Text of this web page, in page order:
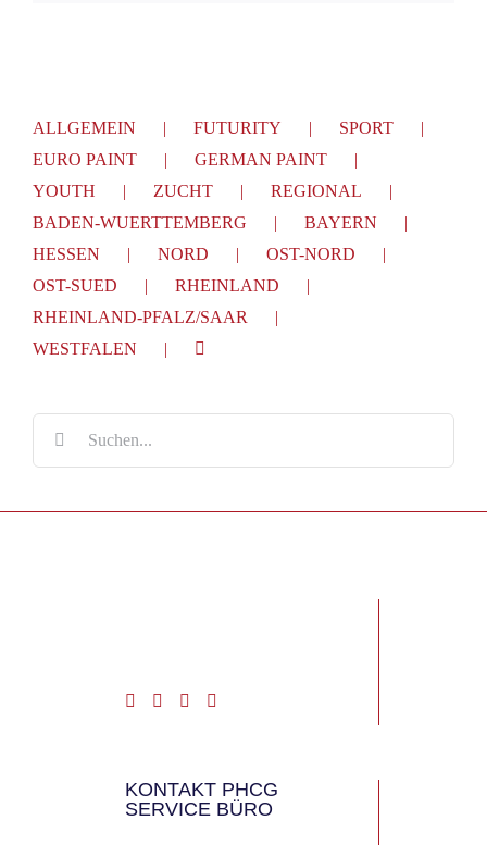
ALLGEMEIN FUTURITY
SPORT
EURO PAINT
GERMAN PAINT
YOUTH
ZUCHT
REGIONAL
BADEN-WUERTTEMBERG
BAYERN
HESSEN
NORD
OST-NORD
OST-SUED
RHEINLAND
RHEINLAND-PFALZ/SAAR
WESTFALEN
KONTAKT PHCG
SERVICE BÜRO